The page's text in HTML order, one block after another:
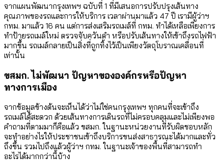
จากแผนพัฒนากรุงเทพฯ ฉบับที่ 1 ที่มีเสนอการปรับปรุงเส้นทาง
คุณภาพของรถและการให้บริการ เวลาผ่านมาแล้ว 47 ปี เรามีผู้ว่าฯ
กทม. มาแล้ว 16 คน แต่การส่งเสริมรถเมล์ที่ กทม. ทำได้เหลือเพียงการ
ทำป้ายรถเมล์ใหม่ ตรวจจับควันดำ หรือปรับเส้นทางให้เข้าถึงรถไฟฟ้า
มากขึ้น รถเมล์กลายเป็นสิ่งที่ถูกทิ้งไว้เป็นเพียงวัตถุโบราณเคลื่อนที่
เท่านั้น
ขสมก. ไม่พัฒนา ปัญหาขององค์กรหรือปัญหา
ทางการเมือง
จากข้อมูลข้างต้นจะเห็นได้ว่าไม่ใช่คนกรุงเทพฯ ทุกคนที่จะเข้าถึง
รถเมล์ได้สะดวก ด้วยเส้นทางการเดินรถที่ไม่ครอบคลุมและไม่เพียงพอ
คำถามที่ตามมาก็คือแล้ว ขสมก. ในฐานะหน่วยงานที่รับผิดชอบหลัก
จะทำอย่างไรให้ประชาชนเข้าถึงบริการขนส่งสาธารณะได้มากและทั่ว
ถึงขึ้น รวมไปถึงแล้วผู้ว่าฯ กทม. ในฐานะเจ้าของพื้นที่สามารถทำ
อะไรได้มากกว่านี้บ้าง